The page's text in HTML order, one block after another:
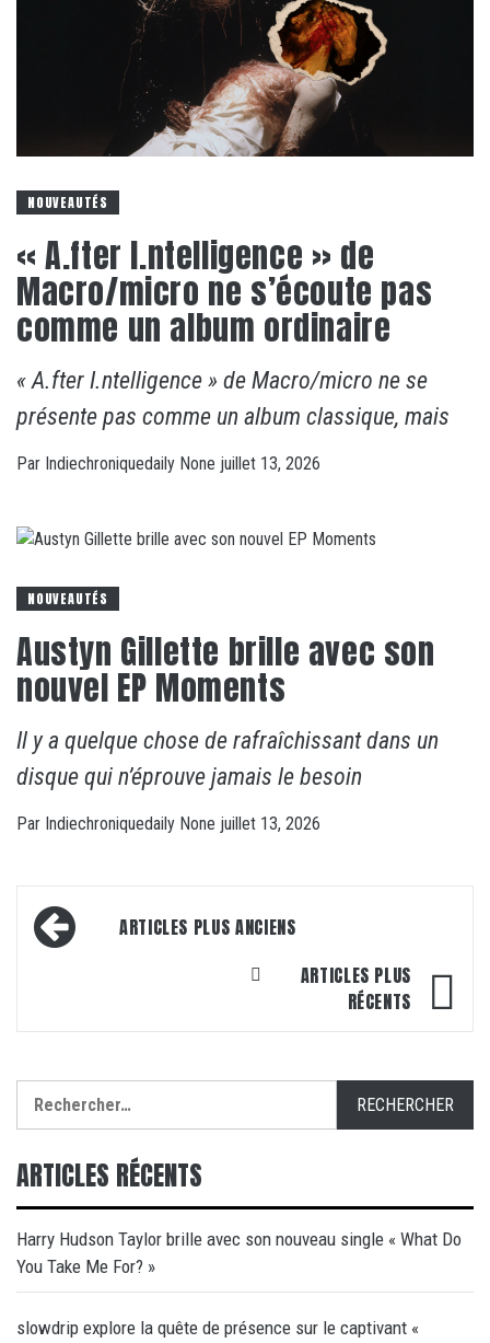
NOUVEAUTÉS
« A.fter I.ntelligence » de
Macro/micro ne s’écoute pas
comme un album ordinaire
« A.fter I.ntelligence » de Macro/micro ne se
présente pas comme un album classique, mais
Par Indiechroniquedaily None juillet 13, 2026
NOUVEAUTÉS
Austyn Gillette brille avec son
nouvel EP Moments
Il y a quelque chose de rafraîchissant dans un
disque qui n’éprouve jamais le besoin
Par Indiechroniquedaily None juillet 13, 2026
Navigation
des
ARTICLES PLUS ANCIENS
ARTICLES PLUS
RÉCENTS
ARTICLES RÉCENTS
Harry Hudson Taylor brille avec son nouveau single « What Do
You Take Me For? »
slowdrip explore la quête de présence sur le captivant «